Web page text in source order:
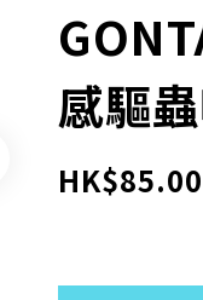
感驅
HK$85.00